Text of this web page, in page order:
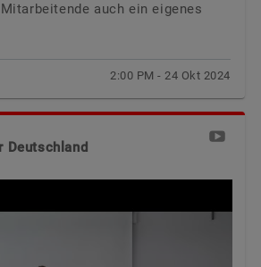
auch ein eigenes
2:00 PM - 24 Okt 2024
Deutschland